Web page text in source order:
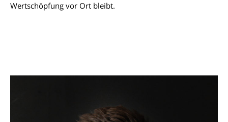
Wertschöpfung vor Ort bleibt.